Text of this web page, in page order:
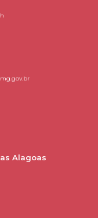
Alagoas